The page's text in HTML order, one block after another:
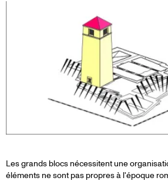
Les grands blocs nécessitent une
éléments ne sont pas propres à l'époque